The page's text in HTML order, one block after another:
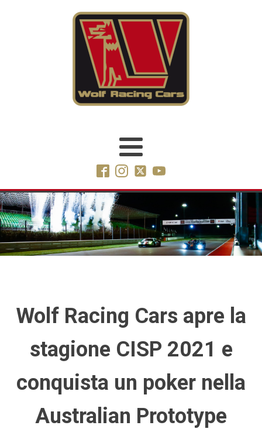
Wolf Racing Cars apre la
stagione CISP 2021 e
conquista un poker nella
Australian Prototype